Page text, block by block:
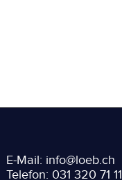
E-Mail: info@loeb.ch
Telefon: 031 320 71 11